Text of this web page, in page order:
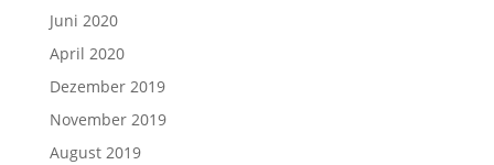
Juni 2020
April 2020
Dezember 2019
November 2019
August 2019